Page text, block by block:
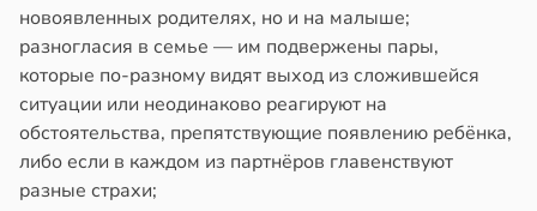
новоявленных родителях, но и на малыше;
разногласия в семье — им подвержены пары,
которые по-разному видят выход из сложившейся
ситуации или неодинаково реагируют на
обстоятельства, препятствующие появлению ребёнка,
либо если в каждом из партнёров главенствуют
разные страхи;